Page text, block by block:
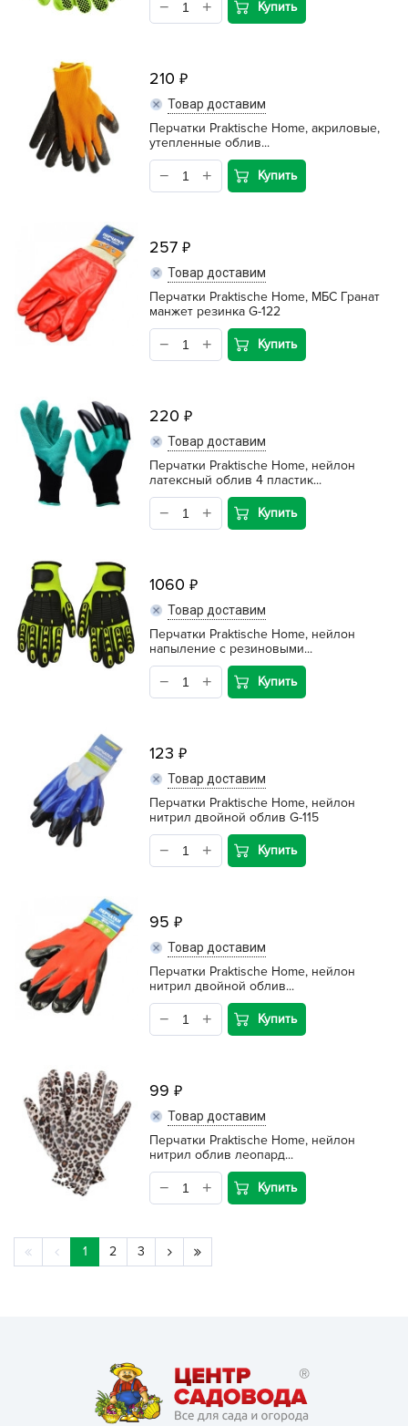
Купить
210
Товар доставим
Перчатки Praktische Home, акриловые,
утепленные облив...
Купить
257
Товар доставим
Перчатки Praktische Home, МБС Гранат
манжет резинка G-122
Купить
220
Товар доставим
Перчатки Praktische Home, нейлон
латексный облив 4 пластик...
Купить
1060
Товар доставим
Перчатки Praktische Home, нейлон
напыление с резиновыми...
Купить
123
Товар доставим
Перчатки Praktische Home, нейлон
нитрил двойной облив G-115
Купить
95
Товар доставим
Перчатки Praktische Home, нейлон
нитрил двойной облив...
Купить
99
Товар доставим
Перчатки Praktische Home, нейлон
нитрил облив леопард...
Купить
1 2 3